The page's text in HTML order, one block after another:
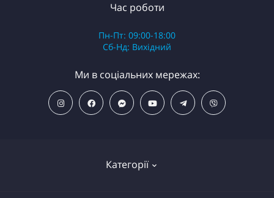
Категорії
Час роботи
Пн-Пт: 09:00-18:00
Сб-Нд: Вихідний
Ми в соціальних мережах: